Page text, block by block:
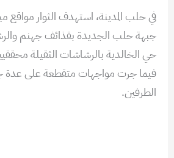
في حلب المدينة، استهدف الثوار مواقع
جبهة حلب الجديدة بقذائف جهنم
حي الخالدية بالرشاشات الثقيلة
فيما جرت مواجهات متقطعة على عدة
الطرفين.